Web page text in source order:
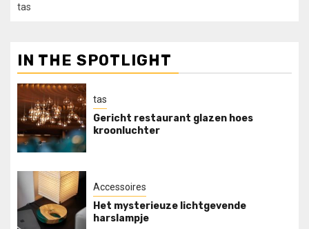
tas
IN THE SPOTLIGHT
tas
Gericht restaurant glazen hoes
kroonluchter
Accessoires
Het mysterieuze lichtgevende
harslampje